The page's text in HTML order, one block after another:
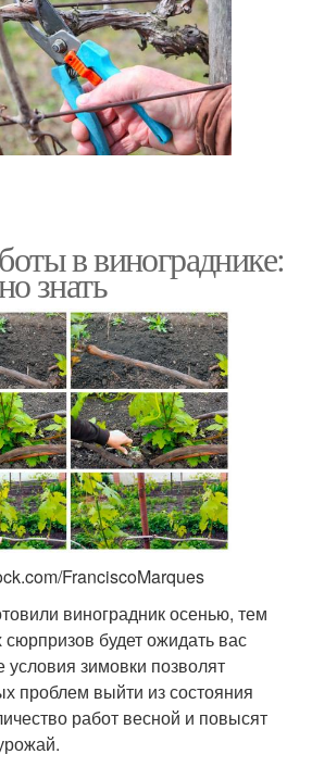
в винограднике:
знать
FranciscoMarques
виноградник осенью, тем
будет ожидать вас
зимовки позволят
проблем выйти из состояния
работ весной и повысят